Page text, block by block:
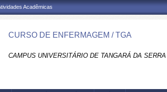
Acadêmicas
CURSO DE ENFERMAGEM / TGA
CAMPUS UNIVERSITÁRIO DE TANGARÁ DA